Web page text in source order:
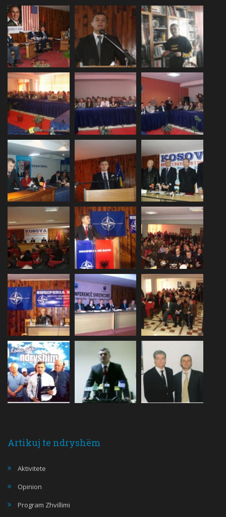
Artikuj te ndryshëm
Aktivitete
Opinion
Program Zhvillimi